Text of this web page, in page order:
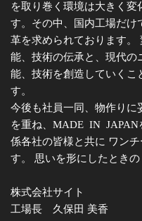
を取り巻く環境は大きく変
す。その中、国内工場だけ
革を求められております。
能、技術の伝承と、現代の
能、技術を創造していくこ
す。
今後も社員一同、物作りに
を重ね、MADE IN JAPAN
係各社の皆様と共に ワン
す。 思いを形にしたときの
株式会社サイト
工場長 久保田 美香